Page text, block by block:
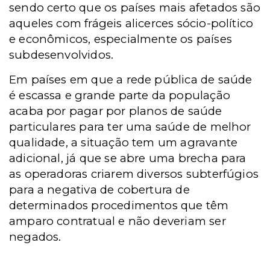
sendo certo que os países mais afetados são
aqueles com frágeis alicerces sócio-político
e econômicos, especialmente os países
subdesenvolvidos.
Em países em que a rede pública de saúde
é escassa e grande parte da população
acaba por pagar por planos de saúde
particulares para ter uma saúde de melhor
qualidade, a situação tem um agravante
adicional, já que se abre uma brecha para
as operadoras criarem diversos subterfúgios
para a negativa de cobertura de
determinados procedimentos que têm
amparo contratual e não deveriam ser
negados.